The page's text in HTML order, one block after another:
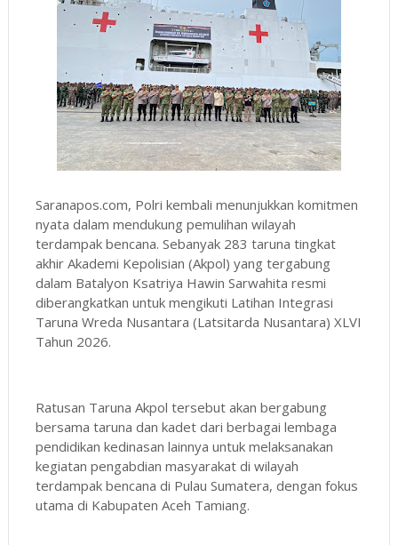
Saranapos.com, Polri kembali menunjukkan komitmen
nyata dalam mendukung pemulihan wilayah
terdampak bencana. Sebanyak 283 taruna tingkat
akhir Akademi Kepolisian (Akpol) yang tergabung
dalam Batalyon Ksatriya Hawin Sarwahita resmi
diberangkatkan untuk mengikuti Latihan Integrasi
Taruna Wreda Nusantara (Latsitarda Nusantara) XLVI
Tahun 2026.
Ratusan Taruna Akpol tersebut akan bergabung
bersama taruna dan kadet dari berbagai lembaga
pendidikan kedinasan lainnya untuk melaksanakan
kegiatan pengabdian masyarakat di wilayah
terdampak bencana di Pulau Sumatera, dengan fokus
utama di Kabupaten Aceh Tamiang.